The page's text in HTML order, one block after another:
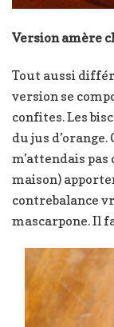
Version amère
Tout aussi
version se
confites. Les
du jus d’orange.
m’attendais pas
maison)
contrebalance
mascarpone. Il